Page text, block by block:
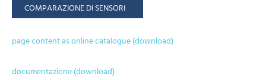
COMPARAZIONE DI SENSORI
page content as online catalogue (download)
documentazione (download)